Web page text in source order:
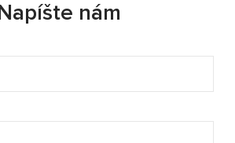
Napíšte nám